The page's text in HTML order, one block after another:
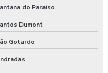
do Paraíso
Dumont
Gotardo